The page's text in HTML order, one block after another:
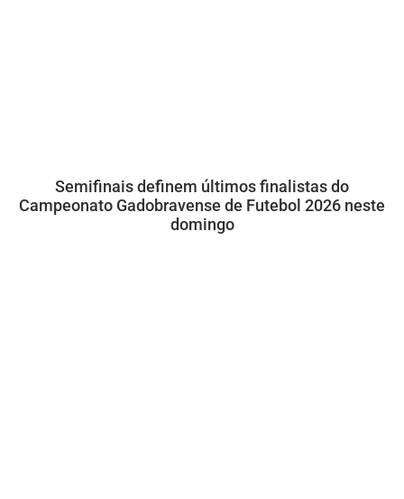
Semifinais definem últimos finalistas do
Campeonato Gadobravense de Futebol 2026 neste
domingo